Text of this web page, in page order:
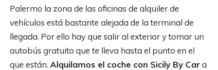
Palermo la zona de las oficinas de alquiler de
vehículos está bastante alejada de la terminal de
llegada. Por ello hay que salir al exterior y tomar un
autobús gratuito que te lleva hasta el punto en el
que están. Alquilamos el coche con Sicily By Cara